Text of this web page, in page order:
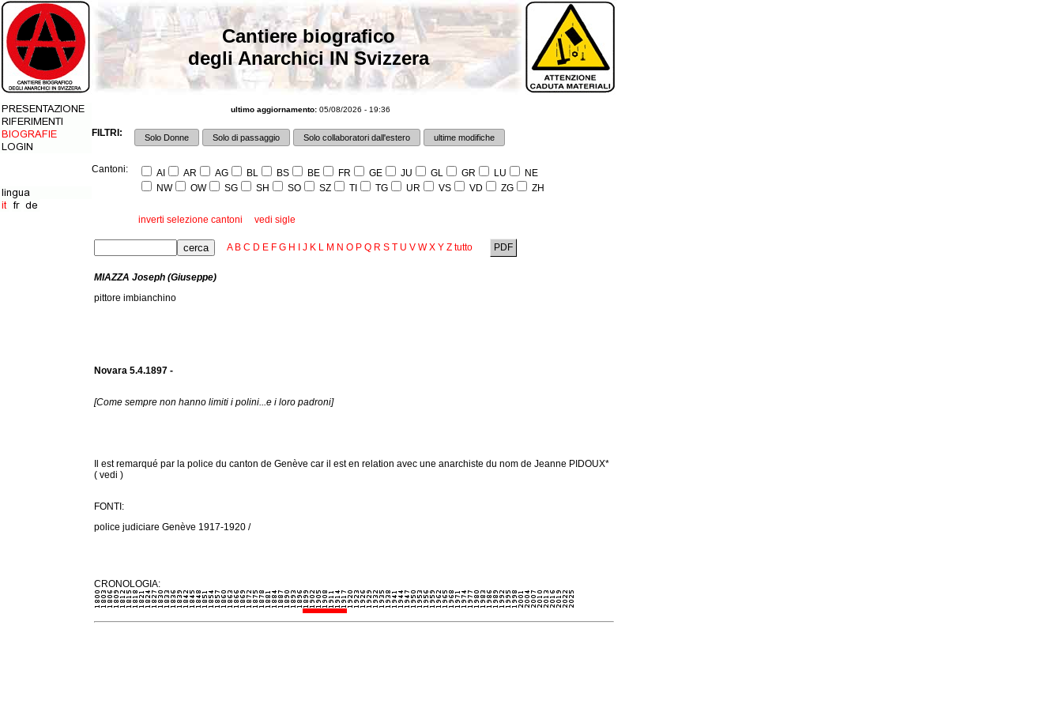
Cantiere biografico
degli Anarchici IN Svizzera
ultimo aggiornamento: 05/08/2026 - 19:36
FILTRI: Solo Donne Solo di passaggio Solo collaboratori dall'estero ultime modifiche
Cantoni: AI AR AG BL BS BE FR GE JU GL GR LU
NE
NW
OW SG SH SO SZ TI TG UR VS VD ZG ZH
inverti selezione cantoni vedi sigle
A B C D E F G H J K L M N O P Q R S T U V W X Y Z tutto PDF
MIAZZA Joseph (Giuseppe)
pittore imbianchino
Novara 5.4.1897 -
[Come sempre non hanno limiti i polini...e i loro padroni]
Il est remarqué par la police du canton de Genève car il est en relation avec une anarchiste du nom de Jeanne PIDOUX*
( vedi )
FONTI:
police judiciare Genève 1917-1920 /
CRONOLOGIA: